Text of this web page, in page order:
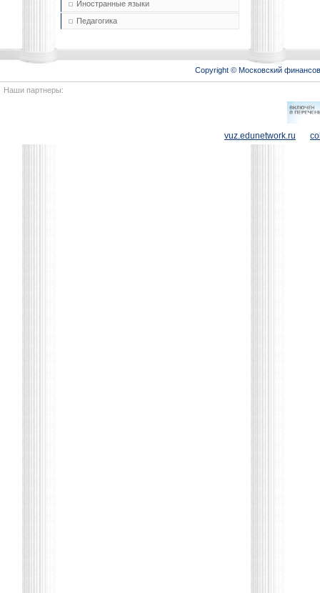
Иностранные языки
Педагогика
Copyright © Московский
Наши партнеры:
vuz.edunetwork.ru